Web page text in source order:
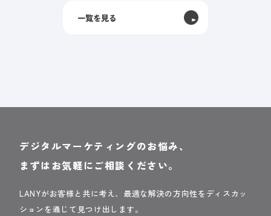
一覧を見る
デジタルマーケティングのお悩み、
まずはお気軽にご相談ください。
LANYがお客様と共に考え、最適な解決の方向性をディスカッ
ションを通じて見つけ出します。